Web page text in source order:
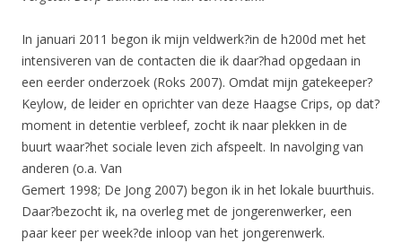
In januari 2011 begon ik mijn veldwerk?in de h200d met het
intensiveren van de contacten die ik daar?had opgedaan in
een eerder onderzoek (Roks 2007). Omdat mijn gatekeeper?
Keylow, de leider en oprichter van deze Haagse Crips, op dat?
moment in detentie verbleef, zocht ik naar plekken in de
buurt waar?het sociale leven zich afspeelt. In navolging van
anderen (o.a. Van
Gemert 1998; De Jong 2007) begon ik in het lokale buurthuis.
Daar?bezocht ik, na overleg met de jongerenwerker, een
paar keer per week?de inloop van het jongerenwerk.